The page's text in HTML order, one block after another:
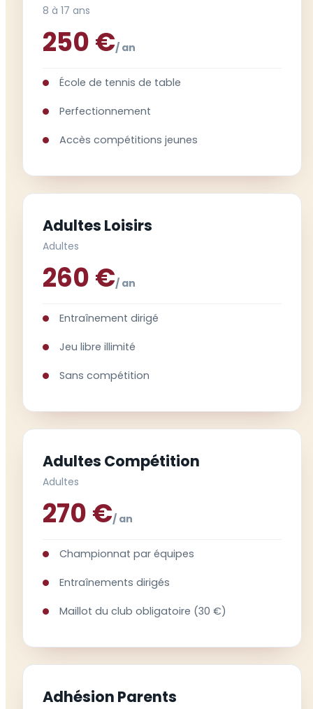
8 à 17 ans
250 €/ an
École de tennis de table
Perfectionnement
Accès compétitions jeunes
Adultes Loisirs
Adultes
260 €/ an
Entraînement dirigé
Jeu libre illimité
Sans compétition
Adultes Compétition
Adultes
270 €/ an
Championnat par équipes
Entraînements dirigés
Maillot du club obligatoire (30 €)
Adhésion Parents